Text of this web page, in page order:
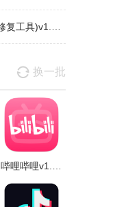
绿色完美版
换一批